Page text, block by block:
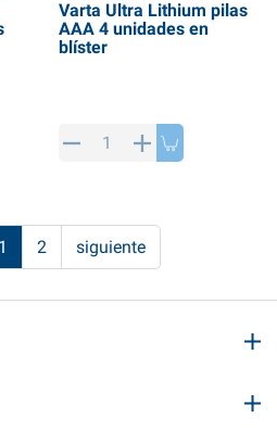
Varta Ultra Lithium pilas
AAA 4 unidades en
blíster
1 2 siguiente